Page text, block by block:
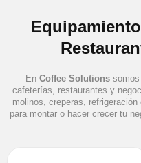
En Coffee Solutions
cafeterías, restaurantes y
molinos, creperas,
para montar o hacer crecer tu